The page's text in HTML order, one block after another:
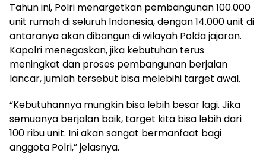
Tahun ini, Polri menargetkan pembangunan 100.000
unit rumah di seluruh Indonesia, dengan 14.000 unit di
antaranya akan dibangun di wilayah Polda jajaran.
Kapolri menegaskan, jika kebutuhan terus
meningkat dan proses pembangunan berjalan
lancar, jumlah tersebut bisa melebihi target awal.
“Kebutuhannya mungkin bisa lebih besar lagi. Jika
semuanya berjalan baik, target kita bisa lebih dari
100 ribu unit. Ini akan sangat bermanfaat bagi
anggota Polri,” jelasnya.